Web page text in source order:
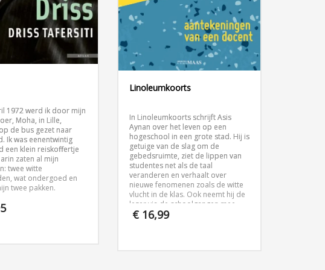
1972 werd ik door mijn
Moha, in Lille,
de bus gezet naar
Ik was eenentwintig
een klein reiskoffertje
zaten al mijn
twee witte
wat ondergoed en
twee pakken.
Linoleumkoorts
In Linoleumkoorts schrijft Asis
Aynan over het leven op een
hogeschool in een grote stad. Hij is
getuige van de slag om de
gebedsruimte, ziet de lippen van
studentes net als de taal
veranderen en verhaalt over
nieuwe fenomenen zoals de witte
vlucht in de klas. Ook neemt hij de
lezer via de schoolgangen mee
naar de kantine, de Beverwijkse
Bazaar en de literatuur.
€16,99